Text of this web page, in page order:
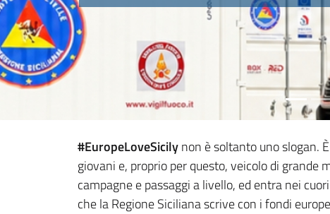
#EuropeLoveSicilynon è soltanto uno slogan.
giovani e, proprio per questo, veicolo di grande
campagne e passaggi a livello, ed entra nei
che la Regione Siciliana scrive con i fondi